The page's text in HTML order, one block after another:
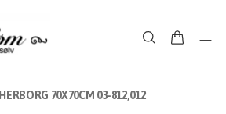
HERBORG 70X70CM 03-812,012